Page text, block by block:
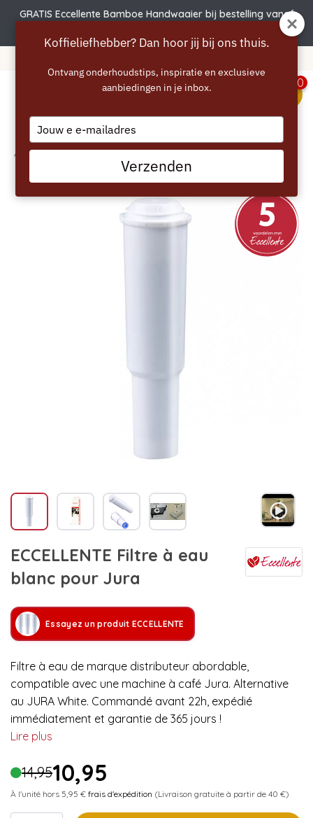
GRATIS Eccellente Bamboe Handwaaier bij bestelling vanaf
0
Accueil
ECCELLENTE Filtre à eau
blanc pour Jura
Essayez un produit ECCELLENTE
Filtre à eau de marque distributeur abordable,
compatible avec une machine à café Jura. Alternative
au JURA White. Commandé avant 22h, expédié
immédiatement et garantie de 365 jours !
Lire plus
14,9510,95
À l'unité hors 5,95 € frais d'expédition (Livraison gratuite à partir de 40 €)
Koffieliefhebber? Dan hoor jij bij ons thuis.
Ontvang onderhoudstips, inspiratie en exclusieve
aanbiedingen in je inbox.
Type
your
email
Verzenden